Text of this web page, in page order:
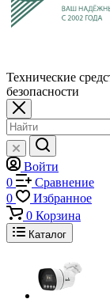
Технические
безопасности
Войти
0
Сравнение
0
Избранное
0 Корзина
Каталог